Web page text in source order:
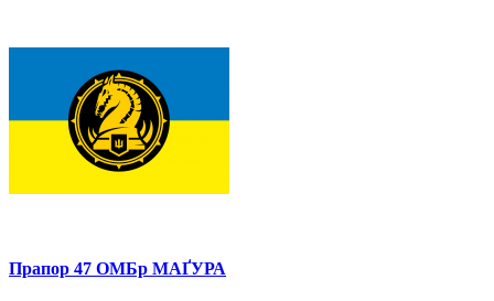
Прапор 47 ОМБр МАҐУРА